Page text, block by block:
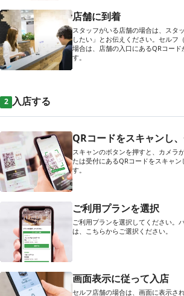
店舗に到着
スタッフがいる店舗の場合は、スタ
したい」とお伝えください。セルフ
場合は、店舗の入口にあるQRコー
す。
2 入店する
QRコードをスキャンし
スキャンのボタンを押すと、カメラ
たは受付にあるQRコードをスキャ
す。
ご利用プランを選択
ご利用プランを選択してください。
は、こちらからご選択ください。
画面表示に従って入店
セルフ店舗の場合は、画面に表示さ